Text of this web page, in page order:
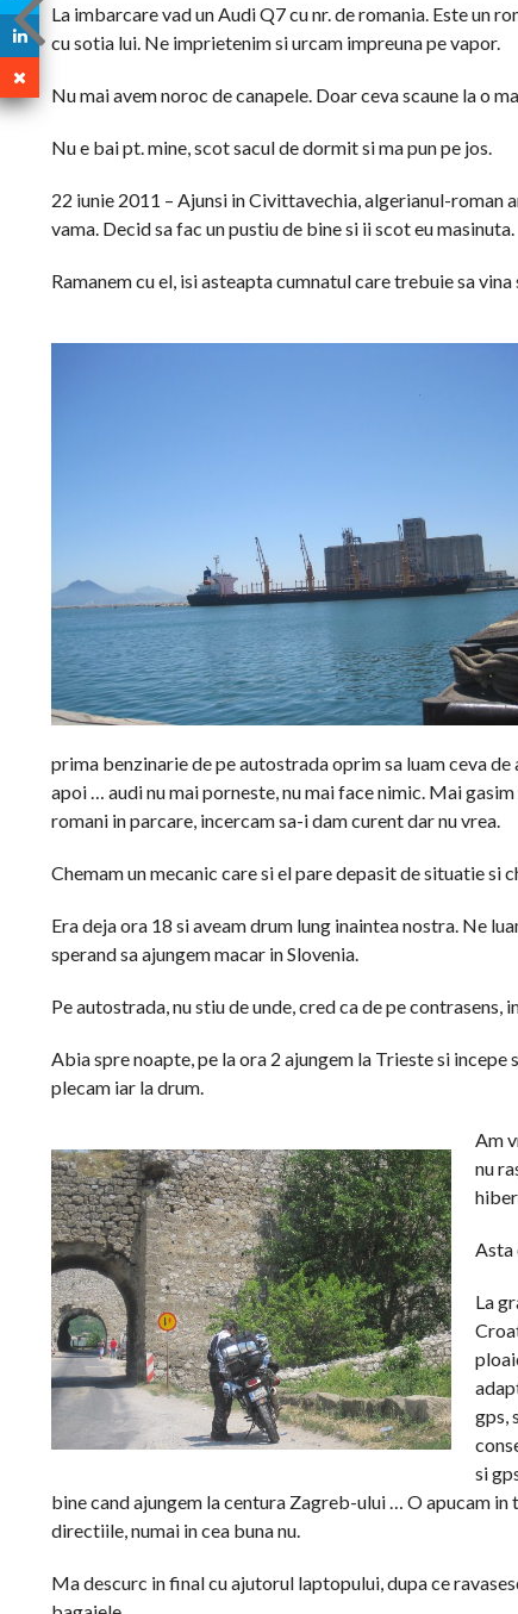
La imbarcare vad un Audi Q7 cu nr. de romania. Este un
cu sotia lui. Ne imprietenim si urcam impreuna pe vapor.
Nu mai avem noroc de canapele. Doar ceva scaune la o
Nu e bai pt. mine, scot sacul de dormit si ma pun pe jos.
22 iunie 2011 – Ajunsi in Civittavechia, algerianul-roman
vama. Decid sa fac un pustiu de bine si ii scot eu masinuta.
Ramanem cu el, isi asteapta cumnatul care trebuie sa vina
prima benzinarie de pe autostrada oprim sa luam ceva de
apoi … audi nu mai porneste, nu mai face nimic. Mai gasim
romani in parcare, incercam sa-i dam curent dar nu vrea.
Chemam un mecanic care si el pare depasit de situatie si
Era deja ora 18 si aveam drum lung inaintea nostra. Ne
sperand sa ajungem macar in Slovenia.
Pe autostrada, nu stiu de unde, cred ca de pe contrasens,
Abia spre noapte, pe la ora 2 ajungem la Trieste si
plecam iar la drum.
Am
nu
Asta
La
gps,
si
bine cand ajungem la centura Zagreb-ului … O apucam in
directiile, numai in cea buna nu.
Ma descurc in final cu ajutorul laptopului, dupa ce